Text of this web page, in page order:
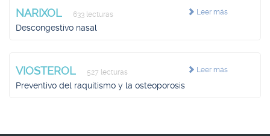
Leer más
NARIXOL 633 lecturas
Descongestivo nasal
Leer más
VIOSTEROL 527 lecturas
Preventivo del raquitismo y la osteoporosis